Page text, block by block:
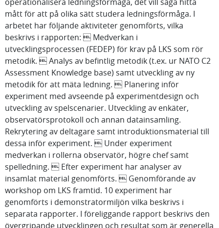
mått för att på olika sätt studera ledningsförmåga. I
arbetet har följande aktiviteter genomförts, vilka
beskrivs i rapporten:  Medverkan i
utvecklingsprocessen (FEDEP) för krav på LKS som rör
metodik.  Analys av befintlig metodik (t.ex. ur NATO C2
Assessment Knowledge base) samt utveckling av ny
metodik för att mäta ledning.  Planering inför
experiment med avseende på experimentdesign och
utveckling av spelscenarier. Utveckling av enkäter,
observatörsprotokoll och annan datainsamling.
Rekrytering av deltagare samt introduktionsmaterial till
dessa inför experiment.  Under experiment
medverkan i rollerna observatör, högre chef samt
spelledning.  Efter experiment har analyser av
insamlat material genomförts.  Genomförande av
workshop om LKS framtid. 10 experiment har
genomförts i demonstratormiljön vilka beskrivs i
separata rapporter. I föreliggande rapport beskrivs den
övergripande utvecklingen och resultat som är generella